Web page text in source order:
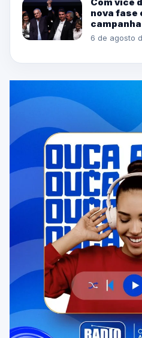
Com vice
nova fase
campanha
6 de agosto